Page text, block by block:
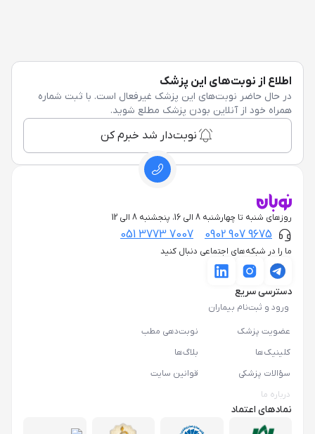
اطلاع از نوبت‌های این پزشک
در حال حاضر نوبت‌های این پزشک غیرفعال است. با ثبت شماره
همراه خود از آنلاین بودن پزشک مطلع شوید.
نوبت‌دار شد خبرم کن
روزهای شنبه تا چهارشنبه 8 الی 16، پنجشنبه 8 الی 12
0902 907 9675
051 3773 7007
ما را در شبکه‌های اجتماعی دنبال کنید
دسترسی سریع
ورود و ثبت‌نام بیماران
عضویت پزشک
نوبت‌دهی مطب
کلینیک‌ها
بلاگ‌ها
سؤالات پزشکی
قوانین سایت
درباره ما
نمادهای اعتماد